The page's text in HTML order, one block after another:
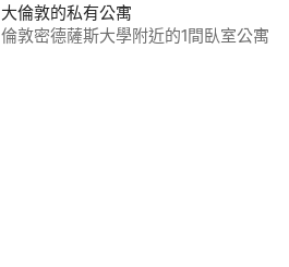
大倫敦的私有公寓
倫敦密德薩斯大學附近的1間臥室公寓